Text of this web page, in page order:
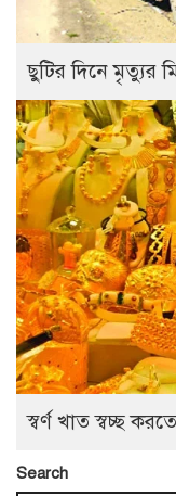
ছুটির দিনে মৃত্যুর
স্বর্ণ খাত স্বচ্ছ
Search